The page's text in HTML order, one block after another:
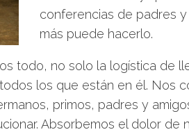
conferencias de padres
más puede hacerlo.
todo, no solo la logística de
los que están en él. Nos
primos, padres y
Absorbemos el dolor de